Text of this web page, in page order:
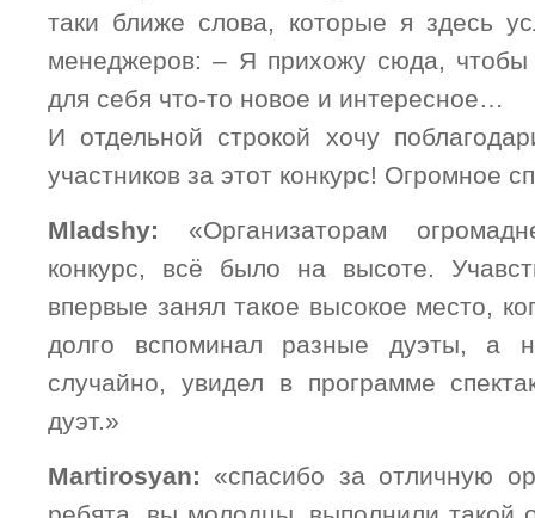
таки ближе слова, которые я здесь
менеджеров: – Я прихожу сюда,
для себя что-то новое и интересное…
И отдельной строкой хочу
участников за этот конкурс! Огромное
Mladshy: «Организаторам
конкурс, всё было на высоте.
впервые занял такое высокое место,
долго вспоминал разные дуэты, а
случайно, увидел в программе
дуэт.»
Martirosyan: «спасибо за отличную